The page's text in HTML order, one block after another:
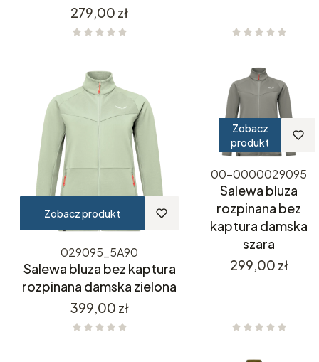
Cena
279,00 zł
Zobacz produkt
029095_5A90
Salewa bluza bez kaptura
rozpinana damska zielona
Cena
399,00 zł
Zobacz
produkt
00-0000029095
Salewa bluza
rozpinana bez
kaptura damska
szara
Cena
299,00 zł